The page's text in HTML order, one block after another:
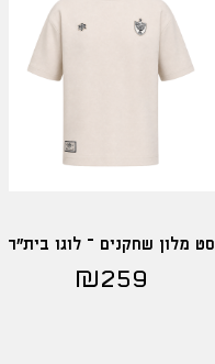
סט מלון שחקנים – לוגו בית"ר
₪259